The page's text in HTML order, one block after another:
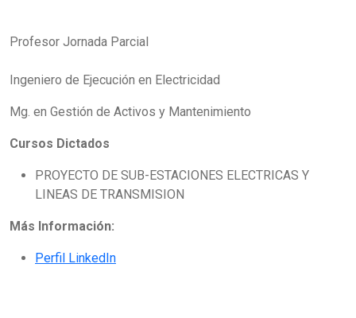
Profesor Jornada Parcial
Ingeniero de Ejecución en Electricidad
Mg. en Gestión de Activos y Mantenimiento
Cursos Dictados
PROYECTO DE SUB-ESTACIONES ELECTRICAS Y
LINEAS DE TRANSMISION
Más Información:
Perfil LinkedIn